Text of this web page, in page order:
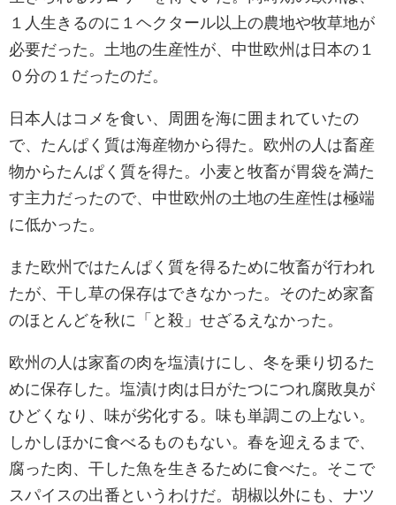
１人生きるのに１ヘクタール以上の農地や牧草地が
必要だった。土地の生産性が、中世欧州は日本の１
０分の１だったのだ。
日本人はコメを食い、周囲を海に囲まれていたの
で、たんぱく質は海産物から得た。欧州の人は畜産
物からたんぱく質を得た。小麦と牧畜が胃袋を満た
す主力だったので、中世欧州の土地の生産性は極端
に低かった。
また欧州ではたんぱく質を得るために牧畜が行われ
たが、干し草の保存はできなかった。そのため家畜
のほとんどを秋に「と殺」せざるえなかった。
欧州の人は家畜の肉を塩漬けにし、冬を乗り切るた
めに保存した。塩漬け肉は日がたつにつれ腐敗臭が
ひどくなり、味が劣化する。味も単調この上ない。
しかしほかに食べるものもない。春を迎えるまで、
腐った肉、干した魚を生きるために食べた。そこで
スパイスの出番というわけだ。胡椒以外にも、ナツ